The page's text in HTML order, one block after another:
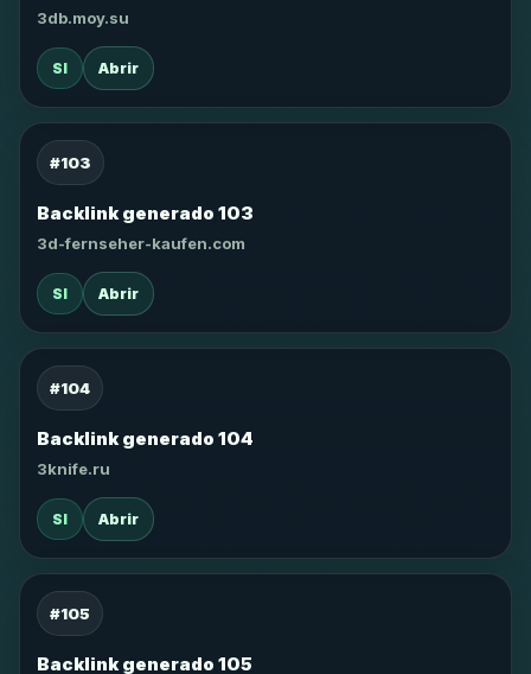
3db.moy.su
SI Abrir
#103
Backlink generado 103
3d-fernseher-kaufen.com
SI Abrir
#104
Backlink generado 104
3knife.ru
SI Abrir
#105
Backlink generado 105